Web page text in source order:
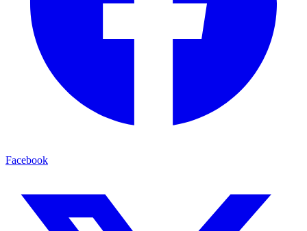
Facebook